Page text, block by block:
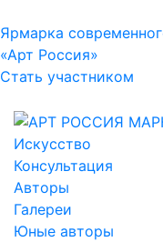
Ярмарка
«Арт Россия»
Стать участником
Искусство
Консультация
Авторы
Галереи
Юные авторы